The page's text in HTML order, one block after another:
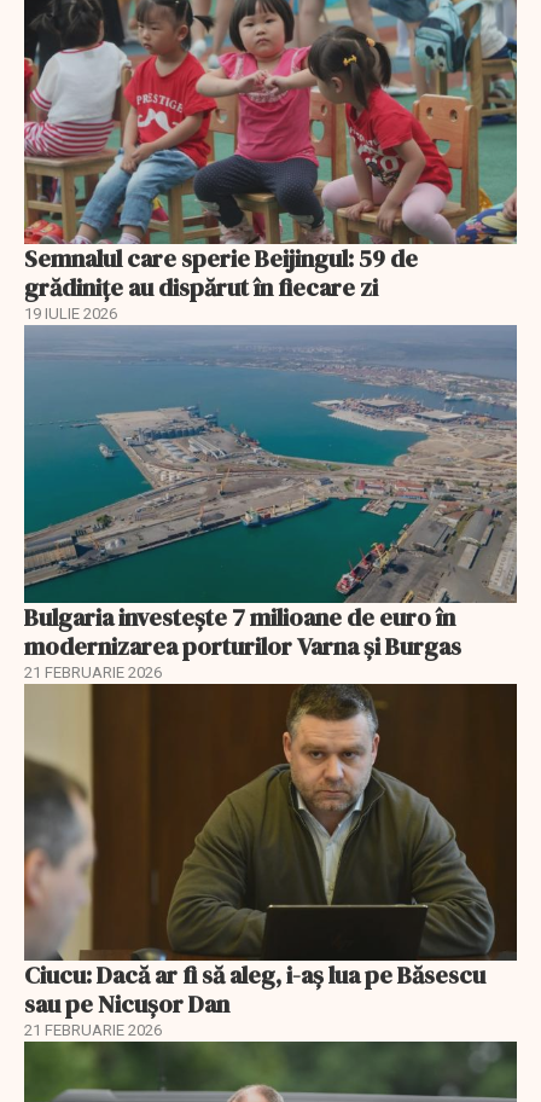
Semnalul care sperie Beijingul: 59 de
grădinițe au dispărut în fiecare zi
19 IULIE 2026
Bulgaria investește 7 milioane de euro în
modernizarea porturilor Varna și Burgas
21 FEBRUARIE 2026
Ciucu: Dacă ar fi să aleg, i-aș lua pe Băsescu
sau pe Nicușor Dan
21 FEBRUARIE 2026